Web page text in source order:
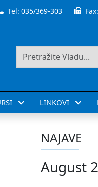
Tel:035/369-303
LINKOVI
NAJAVE
August